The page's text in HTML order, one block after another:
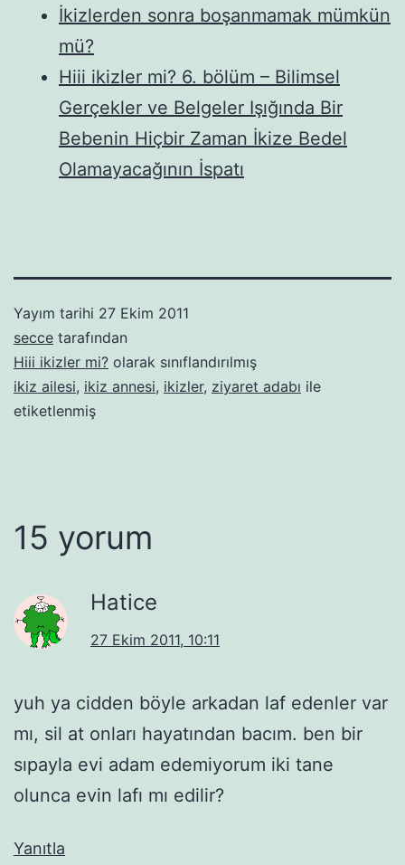
İkizlerden sonra boşanmamak mümkün
mü?
Hiii ikizler mi? 6. bölüm – Bilimsel
Gerçekler ve Belgeler Işığında Bir
Bebenin Hiçbir Zaman İkize Bedel
Olamayacağının İspatı
Yayım tarihi 27 Ekim 2011
secce tarafından
Hiii ikizler mi? olarak sınıflandırılmış
ikiz ailesi, ikiz annesi, ikizler, ziyaret adabı ile
etiketlenmiş
15 yorum
Hatice
27 Ekim 2011, 10:11
yuh ya cidden böyle arkadan laf edenler var
mı, sil at onları hayatından bacım. ben bir
sıpayla evi adam edemiyorum iki tane
olunca evin lafı mı edilir?
Yanıtla